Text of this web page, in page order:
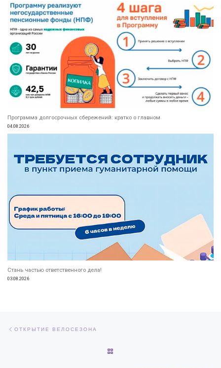
Программа долгосрочных сбережений: кратко о главном
04.08.2026
Стань частью ответственного дела!
03.08.2026
ОТКРЫТИЕ ВЕЛОСЕЗОНА